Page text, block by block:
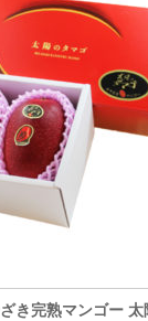
き完熟マンゴー